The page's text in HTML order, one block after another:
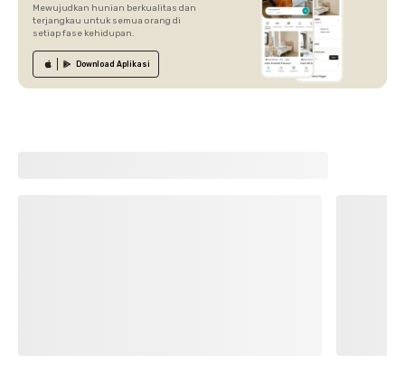
Mewujudkan hunian berkualitas dan
terjangkau untuk semua orang di
setiap fase kehidupan.
Download Aplikasi